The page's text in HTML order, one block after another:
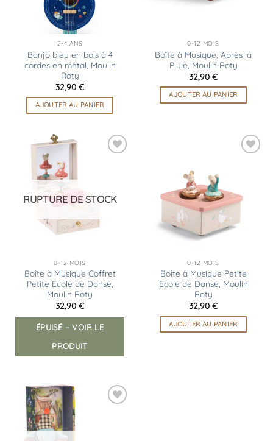
2-4 ANS
Banjo bleu en bois à 4
cordes en métal, Moulin
Roty
32,90 €
AJOUTER AU PANIER
0-12 MOIS
Boîte à Musique, Après la
Pluie, Moulin Roty
32,90 €
AJOUTER AU PANIER
RUPTURE DE STOCK
0-12 MOIS
Boîte à Musique Coffret
Petite Ecole de Danse,
Moulin Roty
32,90 €
ÉPUISÉ – VOIR LE
PRODUIT
0-12 MOIS
Boîte à Musique Petite
Ecole de Danse, Moulin
Roty
32,90 €
AJOUTER AU PANIER